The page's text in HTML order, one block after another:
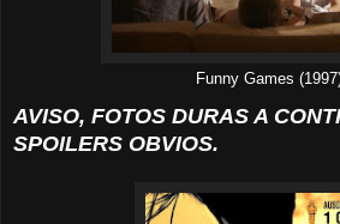
Funny Games
AVISO, FOTOS DURAS A
SPOILERS OBVIOS.